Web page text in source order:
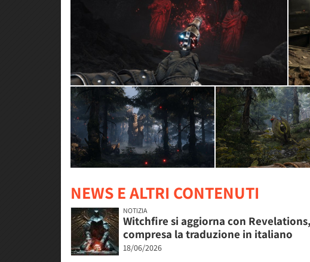
NEWS E ALTRI CONTENUTI
NOTIZIA
Witchfire si aggiorna con
compresa la traduzione in italiano
18/06/2026